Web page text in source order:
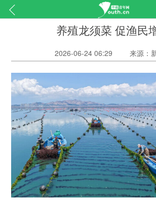
养殖龙须菜 促渔民
2026-06-24 06:29 来源：